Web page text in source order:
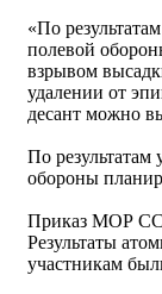
«По
полевой
взрывом
удалении от
десант можно
По
обороны
Приказ МОР
Результаты
участникам